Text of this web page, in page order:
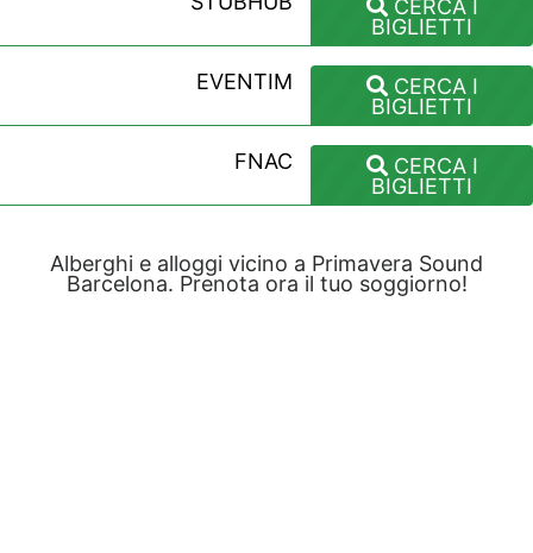
CERCA I
BIGLIETTI
EVENTIM
CERCA I
BIGLIETTI
FNAC
CERCA I
BIGLIETTI
Alberghi e alloggi vicino a Primavera Sound
Barcelona. Prenota ora il tuo soggiorno!